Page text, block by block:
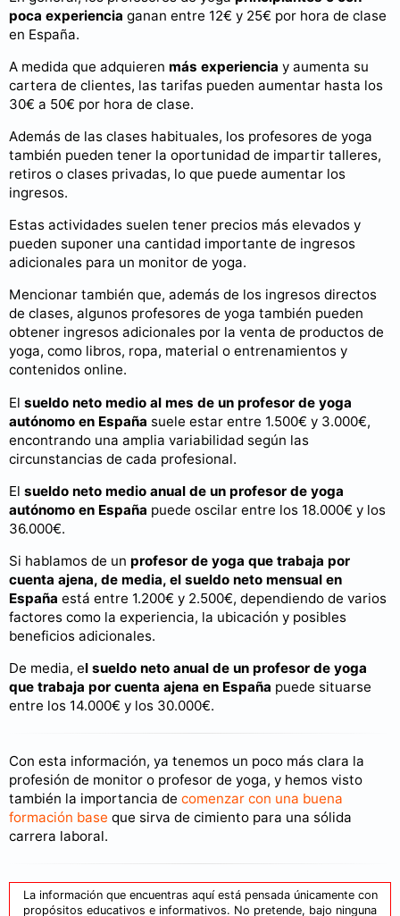
poca experiencia ganan entre 12€ y 25€ por hora de clase
en España.
A medida que adquieren más experiencia y aumenta su
cartera de clientes, las tarifas pueden aumentar hasta los
30€ a 50€ por hora de clase.
Además de las clases habituales, los profesores de yoga
también pueden tener la oportunidad de impartir talleres,
retiros o clases privadas, lo que puede aumentar los
ingresos.
Estas actividades suelen tener precios más elevados y
pueden suponer una cantidad importante de ingresos
adicionales para un monitor de yoga.
Mencionar también que, además de los ingresos directos
de clases, algunos profesores de yoga también pueden
obtener ingresos adicionales por la venta de productos de
yoga, como libros, ropa, material o entrenamientos y
contenidos online.
El sueldo neto medio al mes de un profesor de yoga
autónomo en España suele estar entre 1.500€ y 3.000€,
encontrando una amplia variabilidad según las
circunstancias de cada profesional.
El sueldo neto medio anual de un profesor de yoga
autónomo en España puede oscilar entre los 18.000€ y los
36.000€.
Si hablamos de un profesor de yoga que trabaja por
cuenta ajena, de media, el sueldo neto mensual en
España está entre 1.200€ y 2.500€, dependiendo de varios
factores como la experiencia, la ubicación y posibles
beneficios adicionales.
De media, el sueldo neto anual de un profesor de yoga
que trabaja por cuenta ajena en España puede situarse
entre los 14.000€ y los 30.000€.
Con esta información, ya tenemos un poco más clara la
profesión de monitor o profesor de yoga, y hemos visto
también la importancia de comenzar con una buena
formación base que sirva de cimiento para una sólida
carrera laboral.
La información que encuentras aquí está pensada únicamente con
propósitos educativos e informativos. No pretende, bajo ninguna